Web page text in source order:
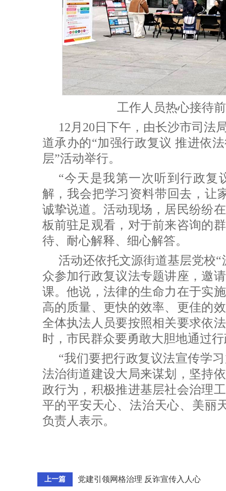
工作人员热心接待
12月20日下午，由长沙市司法
道承办的“加强行政复议 推进依
层”活动举行。
“今天是我第一次听到行政复
解，我会把学习资料带回去，让
诚挚说道。活动现场，居民纷纷
板前驻足观看，对于前来咨询的
待、耐心解释、细心解答。
活动还依托文源街道基层党校
众参加行政复议法专题讲座，邀
课。他说，法律的生命力在于实
高的质量、更快的效率、更佳的
全体执法人员要按照相关要求依
时，市民群众要勇敢大胆地通过
“我们要把行政复议法宣传学
法治街道建设大局来谋划，坚持
政行为，积极推进基层社会治理
平的平安天心、法治天心、美丽
负责人表示。
上一篇 党建引领网格治理 反诈宣传入人心